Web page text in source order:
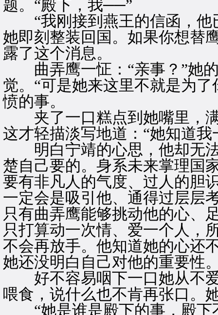
题。“殿下，我──”
“我刚接到燕王的信函，他
她即刻整装回国。如果你想替
露了这个消息。
曲弄鹰一怔：“亲事？”她的
觉。“可是她来这里不就是为
愤的事。
夹了一口糕点到她嘴里，满
这才轻描淡写地道：“她知道
明白宁靖的心思，他却无法
楚自己要的。身系未来掌理国
要有非凡人的气度、过人的胆
一定会是吸引他、通得过层
只有曲弄鹰能够挑动他的心、
只打算动一次情、爱一个人，
不会再放手。他知道她的心
她还没明白自己对他的重要性
好不容易咽下一口她从不爱
喂食，说什么也不肯再张口。
“她是谁是殿下的事，殿下